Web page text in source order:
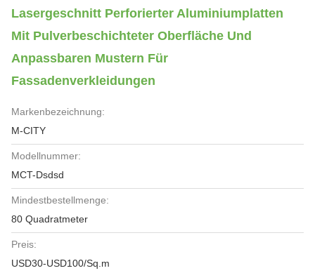
Lasergeschnitt Perforierter Aluminiumplatten
Mit Pulverbeschichteter Oberfläche Und
Anpassbaren Mustern Für
Fassadenverkleidungen
Markenbezeichnung:
M-CITY
Modellnummer:
MCT-Dsdsd
Mindestbestellmenge:
80 Quadratmeter
Preis:
USD30-USD100/Sq.m